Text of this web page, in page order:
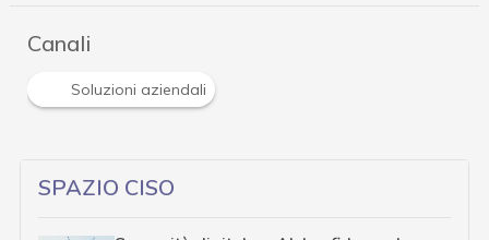
Canali
Soluzioni aziendali
SPAZIO CISO